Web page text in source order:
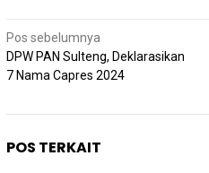
Navigasi
pos
Pos sebelumnya
DPW PAN Sulteng, Deklarasikan
7 Nama Capres 2024
POS TERKAIT